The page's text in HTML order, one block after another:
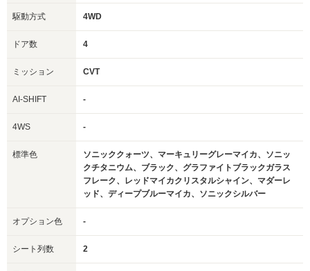
駆動方式 4WD
ドア数 4
ミッション CVT
AI-SHIFT -
4WS -
標準色
ソニッククォーツ、マーキュリーグレーマイカ、ソニッ
クチタニウム、ブラック、グラファイトブラックガラス
フレーク、レッドマイカクリスタルシャイン、マダーレ
ッド、ディープブルーマイカ、ソニックシルバー
オプション色 -
シート列数 2